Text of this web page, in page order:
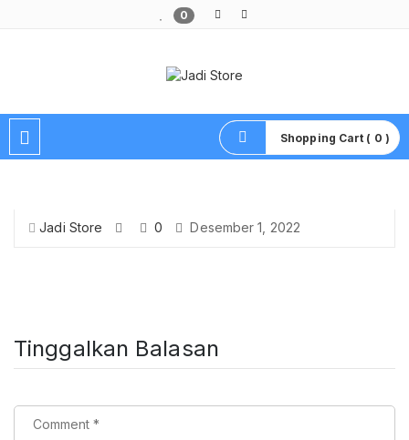
0
Shopping Cart ( 0 )
Jadi Store 0 Desember 1, 2022
Tinggalkan Balasan